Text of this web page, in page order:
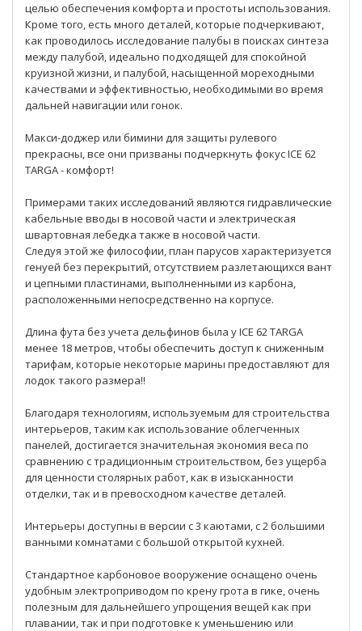
целью обеспечения комфорта и простоты использования.
Кроме того, есть много деталей, которые подчеркивают,
как проводилось исследование палубы в поисках синтеза
между палубой, идеально подходящей для спокойной
круизной жизни, и палубой, насыщенной мореходными
качествами и эффективностью, необходимыми во время
дальней навигации или гонок.
Макси-доджер или бимини для защиты рулевого
прекрасны, все они призваны подчеркнуть фокус ICE 62
TARGA - комфорт!
Примерами таких исследований являются гидравлические
кабельные вводы в носовой части и электрическая
швартовная лебедка также в носовой части.
Следуя этой же философии, план парусов характеризуется
генуей без перекрытий, отсутствием разлетающихся вант
и цепными пластинами, выполненными из карбона,
расположенными непосредственно на корпусе.
Длина фута без учета дельфинов была у ICE 62 TARGA
менее 18 метров, чтобы обеспечить доступ к сниженным
тарифам, которые некоторые марины предоставляют для
лодок такого размера!!
Благодаря технологиям, используемым для строительства
интерьеров, таким как использование облегченных
панелей, достигается значительная экономия веса по
сравнению с традиционным строительством, без ущерба
для ценности столярных работ, как в изысканности
отделки, так и в превосходном качестве деталей.
Интерьеры доступны в версии с 3 каютами, с 2 большими
ванными комнатами с большой открытой кухней.
Стандартное карбоновое вооружение оснащено очень
удобным электроприводом по крену грота в гике, очень
полезным для дальнейшего упрощения вещей как при
плавании, так и при подготовке к уменьшению или